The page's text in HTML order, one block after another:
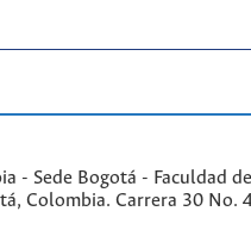
- Sede Bogotá - Faculdad
Colombia. Carrera 30 No.